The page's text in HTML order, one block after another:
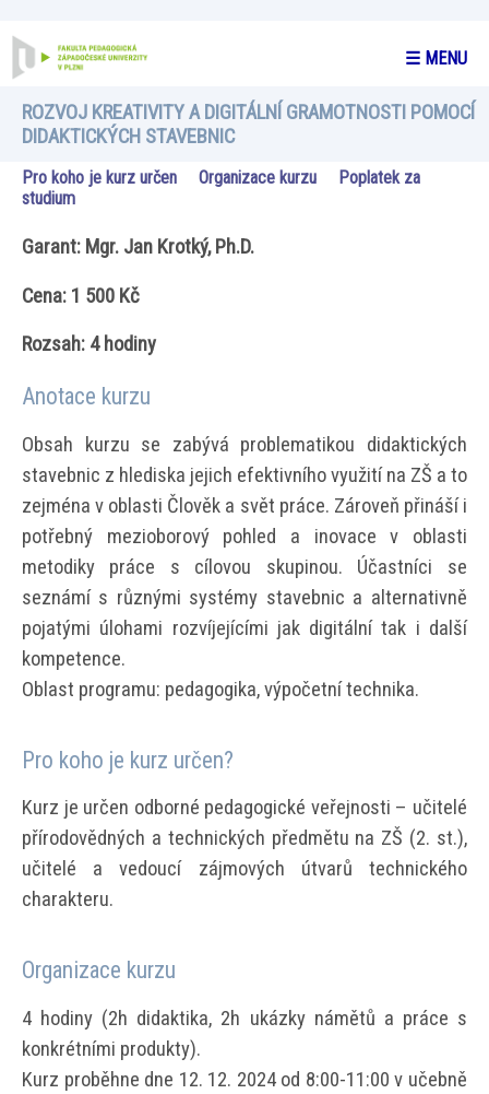
☰ MENU
ROZVOJ KREATIVITY A DIGITÁLNÍ GRAMOTNOSTI POMOCÍ
DIDAKTICKÝCH STAVEBNIC
Pro koho je kurz určen Organizace kurzu
Poplatek za
studium
Garant: Mgr. Jan Krotký, Ph.D.
Cena: 1 500 Kč
Rozsah: 4 hodiny
Anotace kurzu
Obsah kurzu se zabývá problematikou didaktických
stavebnic z hlediska jejich efektivního využití na ZŠ a to
zejména v oblasti Člověk a svět práce. Zároveň přináší i
potřebný mezioborový pohled a inovace v oblasti
metodiky práce s cílovou skupinou. Účastníci se
seznámí s různými systémy stavebnic a alternativně
pojatými úlohami rozvíjejícími jak digitální tak i další
kompetence.
Oblast programu: pedagogika, výpočetní technika.
Pro koho je kurz určen?
Kurz je určen odborné pedagogické veřejnosti – učitelé
přírodovědných a technických předmětu na ZŠ (2. st.),
učitelé a vedoucí zájmových útvarů technického
charakteru.
Organizace kurzu
4 hodiny (2h didaktika, 2h ukázky námětů a práce s
konkrétními produkty).
Kurz proběhne dne 12. 12. 2024 od 8:00-11:00 v učebně